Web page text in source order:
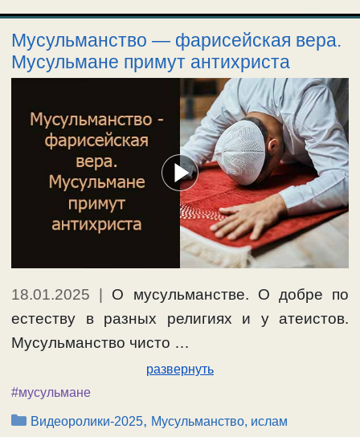
Мусульманство — фарисейская вера.
Мусульмане примут антихриста
18.01.2025
О мусульманстве. О добре по
естеству в разных религиях и у атеистов.
Мусульманство чисто …
развернуть
#мусульмане
Рубрики
Видеоролики-2025, Мусульманство, ислам